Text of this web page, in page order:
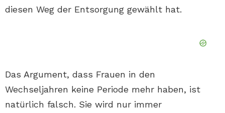
diesen Weg der Entsorgung gewählt hat.
Das Argument, dass Frauen in den
Wechseljahren keine Periode mehr haben, ist
natürlich falsch. Sie wird nur immer